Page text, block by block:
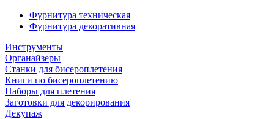
Фурнитура техническая
Фурнитура декоративная
Инструменты
Органайзеры
Станки для бисероплетения
Книги по бисероплетению
Наборы для плетения
Заготовки для декорирования
Декупаж